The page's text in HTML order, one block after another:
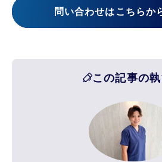
問い合わせはこちらか
この記事の